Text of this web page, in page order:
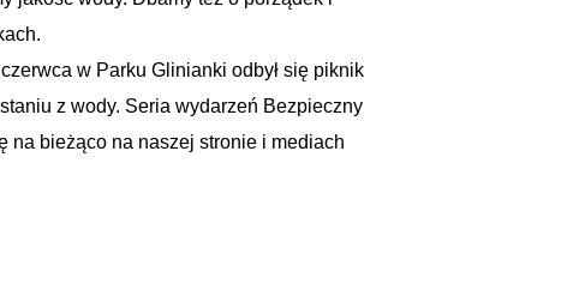
w Parku Glinianki odbył się piknik
z wody. Seria wydarzeń Bezpieczny
na bieżąco na naszej stronie i mediach